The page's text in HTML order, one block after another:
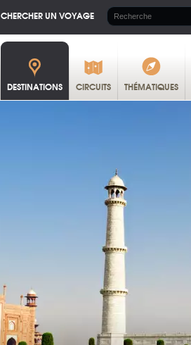
CHERCHER UN VOYAGE
DESTINATIONS CIRCUITS THÉMATIQUES